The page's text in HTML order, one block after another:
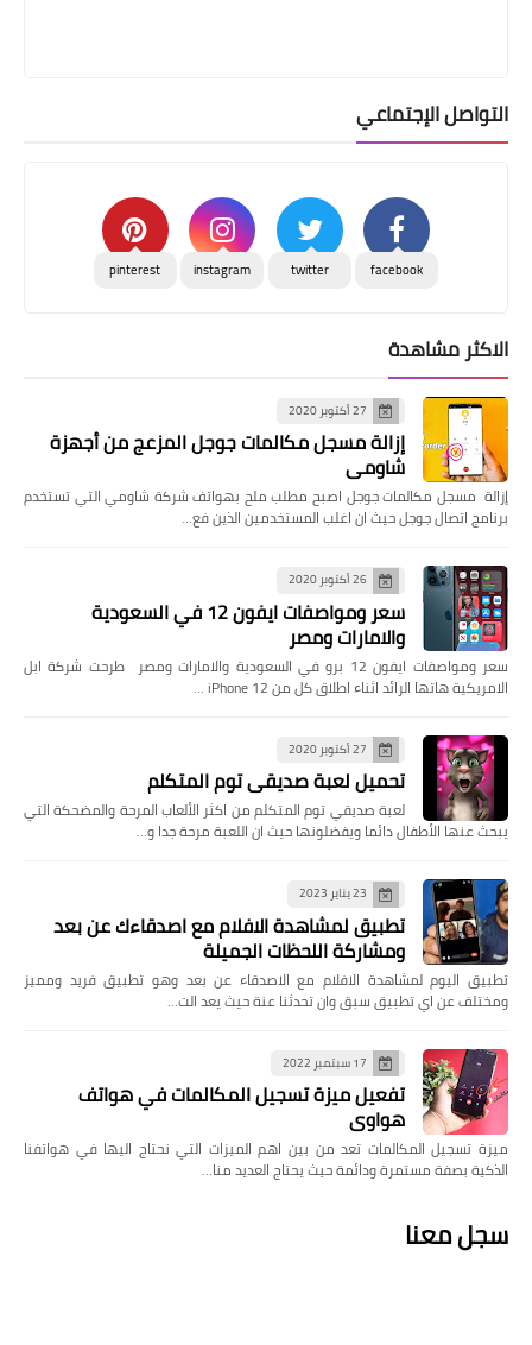
التواصل الإجتماعي
facebook
twitter
instagram
pinterest
الاكثر مشاهدة
27 أكتوبر 2020
إزالة مسجل مكالمات جوجل المزعج من أجهزة
شاومي
إزالة مسجل مكالمات جوجل اصبح مطلب ملح بهواتف شركة شاومي التي تستخدم
برنامج اتصال جوجل حيث ان اغلب المستخدمين الذين فع…
26 أكتوبر 2020
سعر ومواصفات ايفون 12 في السعودية
والامارات ومصر
سعر ومواصفات ايفون 12 برو في السعودية والامارات ومصر طرحت شركة ابل
الامريكية هاتها الرائد اثناء اطلاق كل من iPhone 12 …
27 أكتوبر 2020
تحميل لعبة صديقي توم المتكلم
لعبة صديقي توم المتكلم من اكثر الألعاب المرحة والمضحكة التي
يبحث عنها الأطفال دائما ويفضلونها حيث ان اللعبة مرحة جدا و…
23 يناير 2023
تطبيق لمشاهدة الافلام مع اصدقاءك عن بعد
ومشاركة اللحظات الجميلة
تطبيق اليوم لمشاهدة الافلام مع الاصدقاء عن بعد وهو تطبيق فريد ومميز
ومختلف عن اي تطبيق سبق وان تحدثنا عنة حيث يعد الت…
17 سبتمبر 2022
تفعيل ميزة تسجيل المكالمات في هواتف
هواوي
ميزة تسجيل المكالمات تعد من بين اهم الميزات التي نحتاج اليها في هواتفنا
الذكية بصفة مستمرة ودائمة حيث يحتاج العديد منا…
سجل معنا